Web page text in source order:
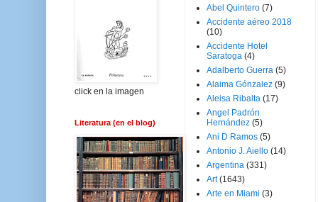
click en la imagen
Literatura (en el blog)
Abel Quintero (7)
Accidente aéreo 2018
(10)
Accidente Hotel
Saratoga (4)
Adalberto Guerra (5)
Alaima Gónzalez (9)
Aleisa Ribalta (17)
Angel Padrón
Hernández (5)
Ani D Ramos (5)
Antonio J. Aiello (14)
Argentina (331)
Art (1643)
Arte en Miami (3)